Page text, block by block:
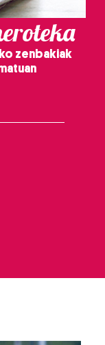
zenbakiak